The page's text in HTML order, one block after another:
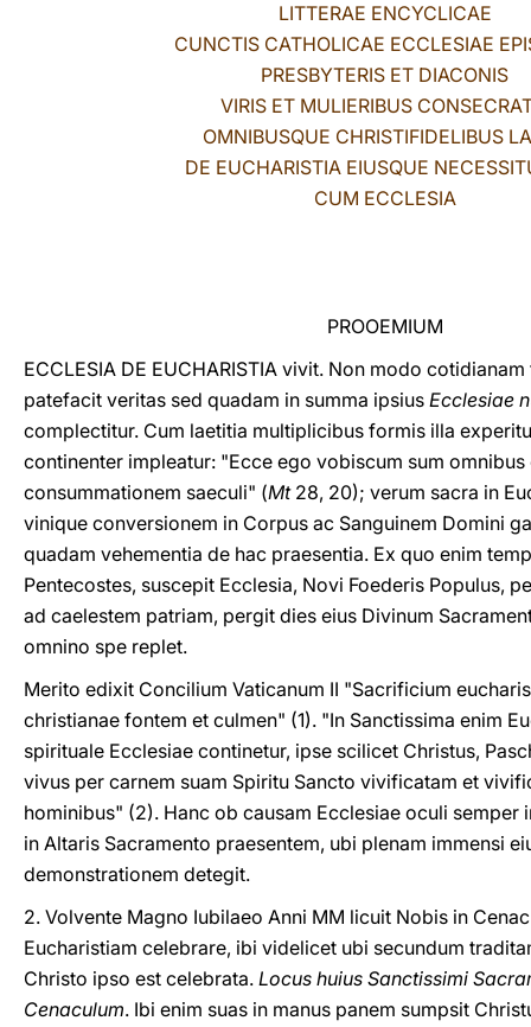
LITTERAE ENCYCLICAE
CUNCTIS CATHOLICAE ECCLESIAE
PRESBYTERIS ET DIACONIS
VIRIS ET MULIERIBUS
OMNIBUSQUE CHRISTIFIDELIBUS
DE EUCHARISTIA EIUSQUE
CUM ECCLESIA
PROOEMIUM
ECCLESIA DE EUCHARISTIA vivit. Non modo
patefacit veritas sed quadam in summa ipsius Ecclesiae
complectitur. Cum laetitia multiplicibus formis illa
continenter impleatur: "Ecce ego vobiscum sum omnibus
consummationem saeculi" (Mt 28, 20); verum sacra in
vinique conversionem in Corpus ac Sanguinem Domini
quadam vehementia de hac praesentia. Ex quo enim
Pentecostes, suscepit Ecclesia, Novi Foederis Populus,
ad caelestem patriam, pergit dies eius Divinum
omnino spe replet.
Merito edixit Concilium Vaticanum II "Sacrificium
christianae fontem et culmen" (1). "In Sanctissima enim
spirituale Ecclesiae continetur, ipse scilicet Christus,
vivus per carnem suam Spiritu Sancto vivificatam et
hominibus" (2). Hanc ob causam Ecclesiae oculi semper
in Altaris Sacramento praesentem, ubi plenam immensi
demonstrationem detegit.
2. Volvente Magno Iubilaeo Anni MM licuit Nobis in
Eucharistiam celebrare, ibi videlicet ubi secundum
Christo ipso est celebrata. Locus huius Sanctissimi
Cenaculum. Ibi enim suas in manus panem sumpsit